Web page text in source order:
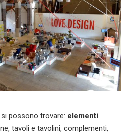
possono trovare: elementi
tavoli e tavolini, complementi,